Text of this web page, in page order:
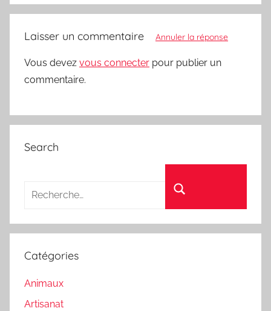
Laisser un commentaire Annuler la réponse
Vous devez vous connecter pour publier un
commentaire.
Search
Catégories
Animaux
Artisanat